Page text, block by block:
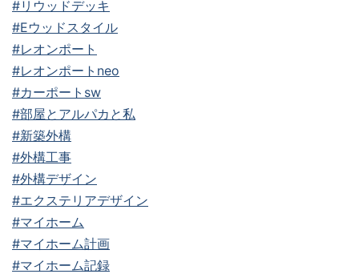
#リウッドデッキ
#Eウッドスタイル
#レオンポート
#レオンポートneo
#カーポートsw
#部屋とアルパカと私
#新築外構
#外構工事
#外構デザイン
#エクステリアデザイン
#マイホーム
#マイホーム計画
#マイホーム記録